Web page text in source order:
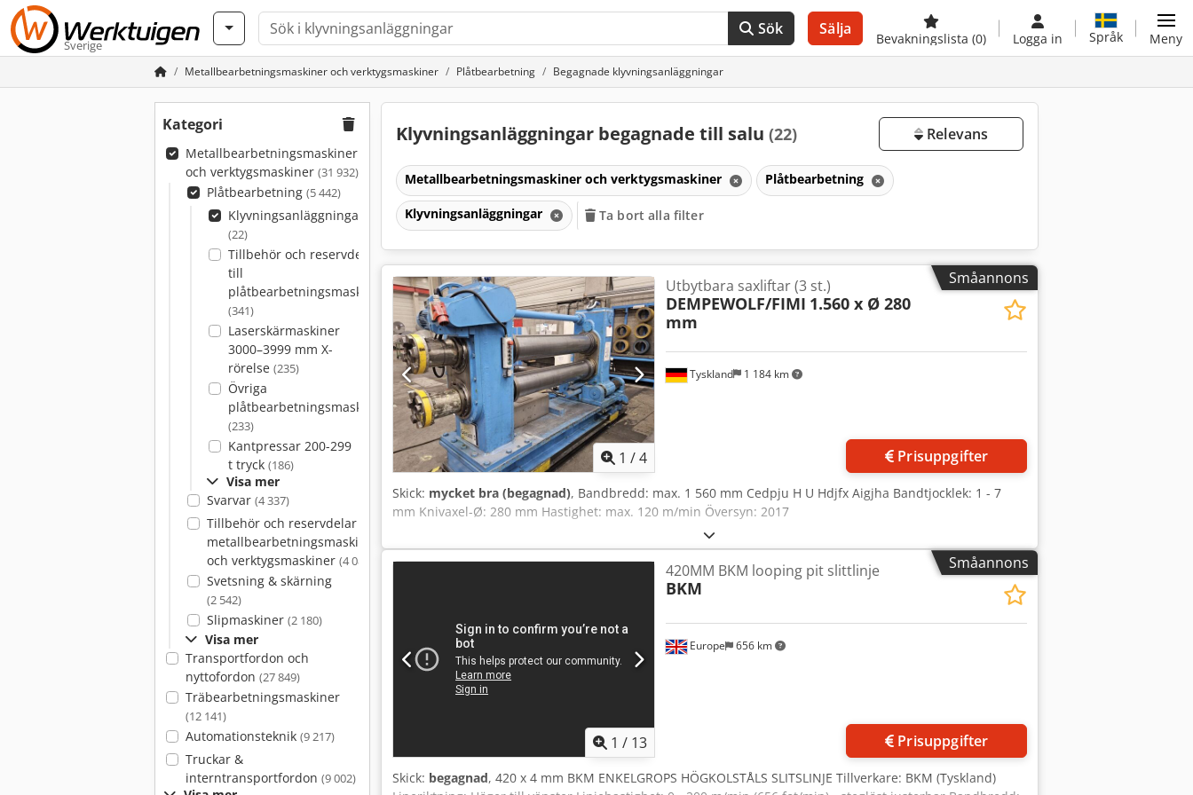
Sverige
Sök Sälja
Bevakningslista (0) Logga in Språk Meny
Metallbearbetningsmaskiner och verktygsmaskiner Plåtbearbetning Begagnade klyvningsanläggningar
Kategori
Metallbearbetningsmaskiner
och verktygsmaskiner (31 932)
Plåtbearbetning (5 442)
Klyvningsanläggningar
(22)
Tillbehör och reservdelar
till
plåtbearbetningsmaskiner
(341)
Laserskärmaskiner
3000–3999 mm X-
rörelse (235)
Övriga
plåtbearbetningsmaskiner
(233)
Kantpressar 200-299
t tryck (186)
Visa mer
Svarvar (4 337)
Tillbehör och reservdelar för
metallbearbetningsmaskiner
och verktygsmaskiner (4 082)
Svetsning & skärning
(2 542)
Slipmaskiner (2 180)
Visa mer
Transportfordon och
nyttofordon (27 849)
Träbearbetningsmaskiner
(12 141)
Automationsteknik (9 217)
Truckar &
interntransportfordon (9 002)
Klyvningsanläggningar begagnade till salu (22) Relevans
Metallbearbetningsmaskiner och verktygsmaskiner Plåtbearbetning
Klyvningsanläggningar Ta bort alla filter
Småannons
1 /4
Tyskland 1 184 km
Utbytbara saxliftar (3 st.)
DEMPEWOLF/FIMI 1.560 x Ø 280
mm
Prisuppgifter
Skick: mycket bra (begagnad), Bandbredd: max. 1 560 mm Cedpju H U Hdjfx Aigjha Bandtjocklek: 1 - 7
mm Knivaxel-Ø: 280 mm Hastighet: max. 120 m/min Översyn: 2017
Småannons
1 / 13
Europe 656 km
420MM BKM looping pit slittlinje
BKM
Prisuppgifter
Skick: begagnad, 420 x 4 mm BKM ENKELGROPS HÖGKOLSTÅLS SLITSLINJE Tillverkare: BKM (Tyskland)